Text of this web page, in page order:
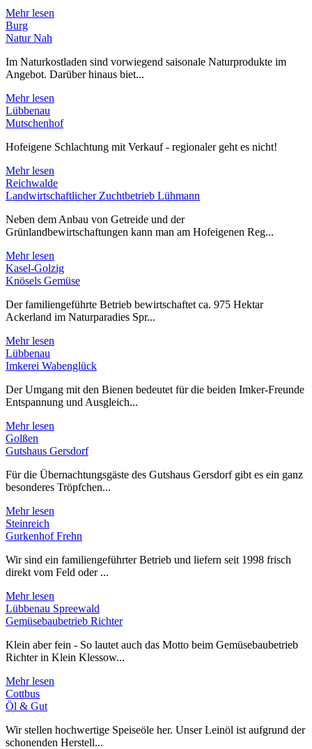
Mehr lesen
Burg
Natur Nah
Im Naturkostladen sind vorwiegend saisonale Naturprodukte im
Angebot. Darüber hinaus biet...
Mehr lesen
Lübbenau
Mutschenhof
Hofeigene Schlachtung mit Verkauf - regionaler geht es nicht!
Mehr lesen
Reichwalde
Landwirtschaftlicher Zuchtbetrieb Lühmann
Neben dem Anbau von Getreide und der
Grünlandbewirtschaftungen kann man am Hofeigenen Reg...
Mehr lesen
Kasel-Golzig
Knösels Gemüse
Der familiengeführte Betrieb bewirtschaftet ca. 975 Hektar
Ackerland im Naturparadies Spr...
Mehr lesen
Lübbenau
Imkerei Wabenglück
Der Umgang mit den Bienen bedeutet für die beiden Imker-Freunde
Entspannung und Ausgleich...
Mehr lesen
Golßen
Gutshaus Gersdorf
Für die Übernachtungsgäste des Gutshaus Gersdorf gibt es ein ganz
besonderes Tröpfchen...
Mehr lesen
Steinreich
Gurkenhof Frehn
Wir sind ein familiengeführter Betrieb und liefern seit 1998 frisch
direkt vom Feld oder ...
Mehr lesen
Lübbenau Spreewald
Gemüsebaubetrieb Richter
Klein aber fein - So lautet auch das Motto beim Gemüsebaubetrieb
Richter in Klein Klessow...
Mehr lesen
Cottbus
Öl & Gut
Wir stellen hochwertige Speiseöle her. Unser Leinöl ist aufgrund der
schonenden Herstell...